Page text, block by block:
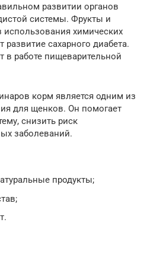
развитии органов
системы. Фрукты и
химических
сахарного диабета.
в работе пищеварительной
корм является одним из
для щенков. Он помогает
снизить риск
заболеваний.
продукты;